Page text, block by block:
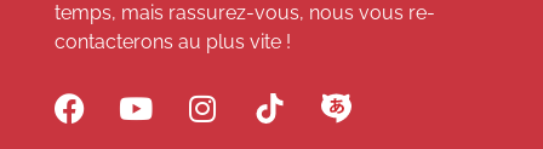
temps, mais rassurez-vous, nous vous re-
contacterons au plus vite !